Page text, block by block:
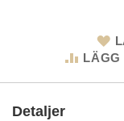
LÄGG
Detaljer